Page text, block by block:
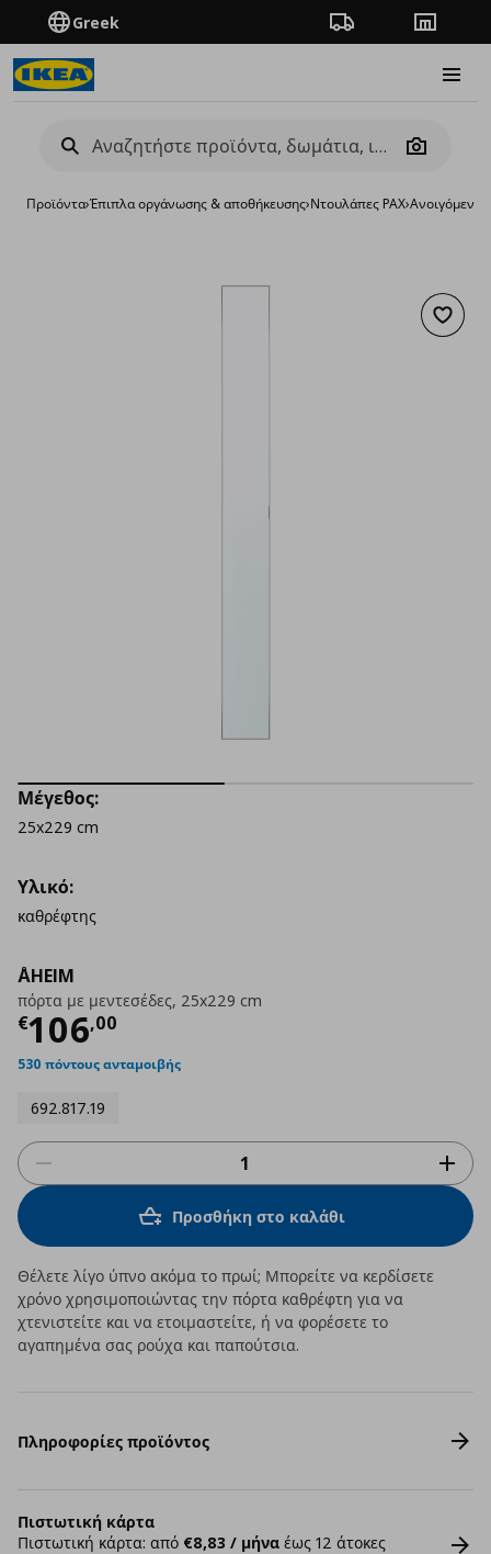
Greek Πορεία παραγγελίας
Camera
Προϊόντα›Έπιπλα οργάνωσης & αποθήκευσης›Ντουλάπες PAX›
ÅHEIM
πόρτα με μεντεσέδες, 25x229 cm
€106,00
Τρέχουσα τιμή
530 πόντους ανταμοιβής
692.817.19
Μέγεθος:
25x229 cm
Υλικό:
καθρέφτης
Προσθήκη στο καλάθι
Θέλετε λίγο ύπνο ακόμα το πρωί; Μπορείτε να κερδίσετε
χρόνο χρησιμοποιώντας την πόρτα καθρέφτη για να
χτενιστείτε και να ετοιμαστείτε, ή να φορέσετε το
αγαπημένα σας ρούχα και παπούτσια.
Πληροφορίες προϊόντος
Πιστωτική κάρτα
Πιστωτική κάρτα: από €8,83 / μήνα έως 12 άτοκες